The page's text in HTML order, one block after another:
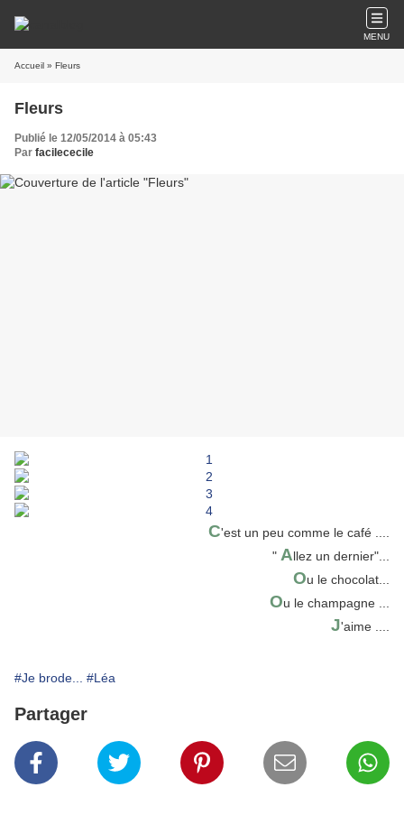
MENU
Accueil » Fleurs
Fleurs
Publié le 12/05/2014 à 05:43
Par facilececile
C'est un peu comme le café ....
" Allez un dernier"...
Ou le chocolat...
Ou le champagne ...
J'aime ....
#Je brode... #Léa
Partager